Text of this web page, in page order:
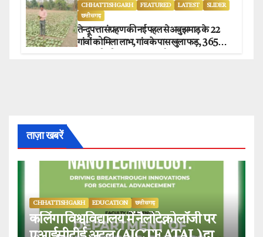
CHHATTISHGARH FEATURED LATEST
SLIDER
छत्तीसगढ़
तेन्दूपत्ता संग्रहण की नई पहल से अबुझमाड़ के 22
गांवों को मिला लाभ, गांव के पास खुला फड़, 365
ताज़ा खबरें
CHHATTISHGARH EDUCATION छत्तीसगढ़
कलिंगा विश्वविद्यालय में नैलोटेक्नोलॉजी पर